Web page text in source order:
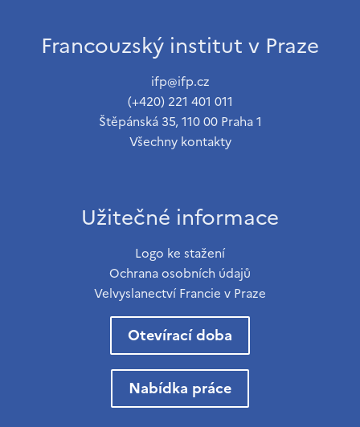
Francouzský institut v Praze
ifp@ifp.cz
(+420) 221 401 011
Štěpánská 35, 110 00 Praha 1
Všechny kontakty
Užitečné informace
Logo ke stažení
Ochrana osobních údajů
Velvyslanectví Francie v Praze
Otevírací doba
Nabídka práce